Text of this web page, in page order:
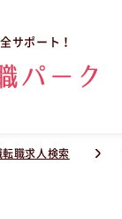
サポート！
転職求人検索